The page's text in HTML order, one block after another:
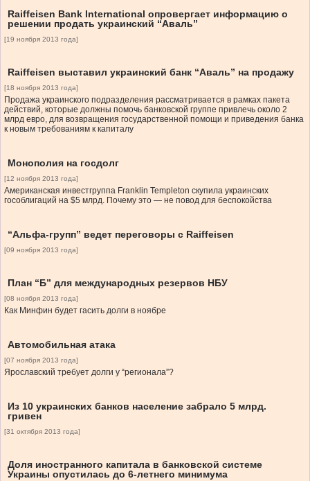
Raiffeisen Bank International опровергает информацию о
решении продать украинский “Аваль”
[19 ноября 2013 года]
Raiffeisen выставил украинский банк “Аваль” на продажу
[18 ноября 2013 года]
Продажа украинского подразделения рассматривается в рамках пакета
действий, которые должны помочь банковской группе привлечь около 2
млрд евро, для возвращения государственной помощи и приведения банка
к новым требованиям к капиталу
Монополия на госдолг
[12 ноября 2013 года]
Американская инвестгруппа Franklin Templeton скупила украинских
гособлигаций на $5 млрд. Почему это — не повод для беспокойства
“Альфа-групп” ведет переговоры с Raiffeisen
[09 ноября 2013 года]
План “Б” для международных резервов НБУ
[08 ноября 2013 года]
Как Минфин будет гасить долги в ноябре
Автомобильная атака
[07 ноября 2013 года]
Ярославский требует долги у “регионала”?
Из 10 украинских банков население забрало 5 млрд.
гривен
[31 октября 2013 года]
Доля иностранного капитала в банковской системе
Украины опустилась до 6-летнего минимума